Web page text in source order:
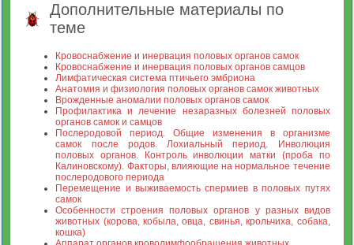
Дополнительные материалы по
теме
Кровоснабжение и инервация половых органов самок
Кровоснабжение и инервация половых органов самцов
Лимфатическая система птичьего эмбриона
Анатомия и физиология половых органов самок животных
Врожденные аномалии половых органов самок
Профилактика и лечение незаразных болезней половых
органов самок и самцов
Послеродовой период. Общие изменения в организме
самок после родов. Лохиальный период. Инволюция
половых органов. Контроль инволюции матки (проба по
Калиновскому). Факторы, влияющие на нормальное течение
послеродового периода
Перемещение и выживаемость спермиев в половых путях
самок
Особенности строения половых органов у разных видов
животных (корова, кобыла, овца, свинья, крольчиха, собака,
кошка)